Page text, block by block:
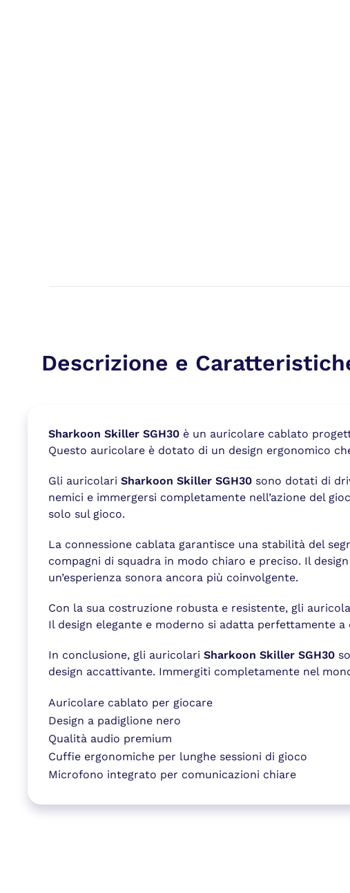
Descrizione e
Sharkoon Skiller SGH30 è un auricolare cablato
Questo auricolare è dotato di un design ergonomico
Gli auricolari Sharkoon Skiller SGH30 sono dotati di
nemici e immergersi completamente nell’azione del
solo sul gioco.
La connessione cablata garantisce una stabilità del
compagni di squadra in modo chiaro e preciso. Il
un’esperienza sonora ancora più coinvolgente.
Con la sua costruzione robusta e resistente, gli
Il design elegante e moderno si adatta perfettamente
In conclusione, gli auricolari Sharkoon Skiller SGH30
design accattivante. Immergiti completamente nel
Auricolare cablato per giocare
Design a padiglione nero
Qualità audio premium
Cuffie ergonomiche per lunghe sessioni di gioco
Microfono integrato per comunicazioni chiare